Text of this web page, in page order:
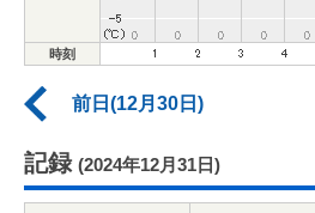
時刻
前日(12月30日)
記録 (2024年12月31日)